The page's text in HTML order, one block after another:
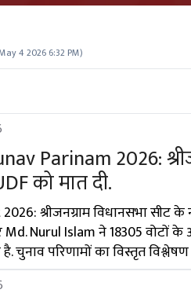
4 2026 6:32 PM)
Parinam 2026:
को मात दी.
श्रीजनग्राम विधानसभा
Nurul Islam ने 18305 वोटों के
चुनाव परिणामों का विस्तृत